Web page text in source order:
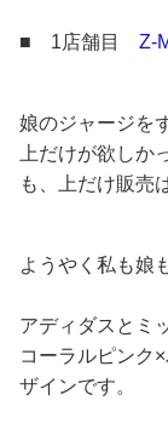
■ 1店舗目 Z-
娘のジャージを
上だけが欲しか
も、上だけ販売
ようやく私も娘
アディダスとミ
コーラルピンク
ザインです。